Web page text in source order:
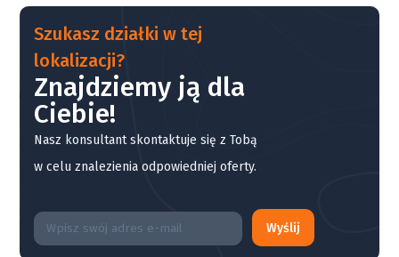
Szukasz działki w tej
lokalizacji?
Znajdziemy ją dla
Ciebie!
Nasz konsultant skontaktuje się z Tobą
w celu znalezienia odpowiedniej oferty.
Wyślij